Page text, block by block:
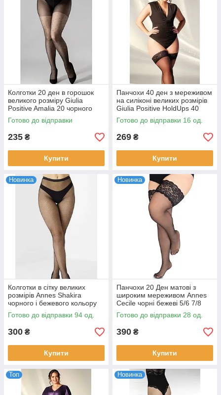
Колготки 20 ден в горошок
великого розміру Giulia
Positive Amalia 20 чорного
кольору розміри 6,7
Готово до відправки
235 ₴
Купити
Панчохи 40 ден з мереживом
на силіконі великих розмірів
Giulia Positive HoldUps 40
чорного та бежевого кольорів
р 7 і 8
Готово до відправки 16 од.
269 ₴
Купити
Новинка
Колготки в сітку великих
розмірів Annes Shakira
чорного і бежевого кольору
розмір 5/6
Готово до відправки 94 од.
300 ₴
Купити
Новинка
Панчохи 20 Ден матові з
широким мереживом Annes
Cecile чорні бежеві 5/6 7/8
Готово до відправки 28 од.
390 ₴
Купити
Топ Новинка